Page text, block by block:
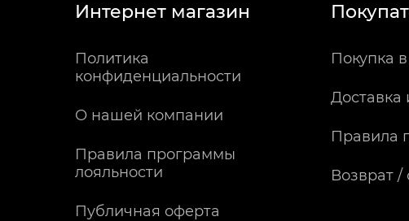
Интернет магазин
Политика
конфиденциальности
О нашей компании
Правила программы
лояльности
Публичная оферта
Покупка
Доставка
Правила
Возврат /